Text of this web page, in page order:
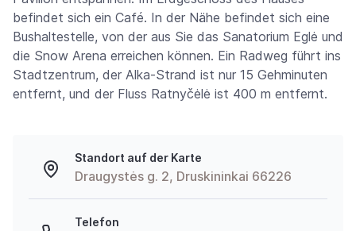
befindet sich ein Café. In der Nähe befindet sich eine
Bushaltestelle, von der aus Sie das Sanatorium Eglė und
die Snow Arena erreichen können. Ein Radweg führt ins
Stadtzentrum, der Alka-Strand ist nur 15 Gehminuten
entfernt, und der Fluss Ratnyčėlė ist 400 m entfernt.
Standort auf der Karte
Draugystės g. 2, Druskininkai 66226
Telefon